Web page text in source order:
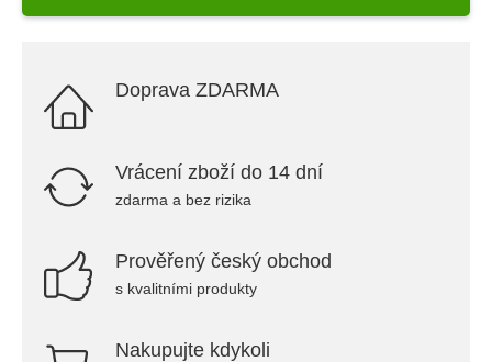
Doprava ZDARMA
Vrácení zboží do 14 dní
zdarma a bez rizika
Prověřený český obchod
s kvalitními produkty
Nakupujte kdykoli